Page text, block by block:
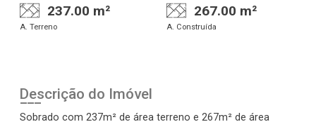
237.00 m²
A. Terreno
267.00 m²
A. Construída
Descrição do Imóvel
Sobrado com 237m² de área terreno e 267m² de área